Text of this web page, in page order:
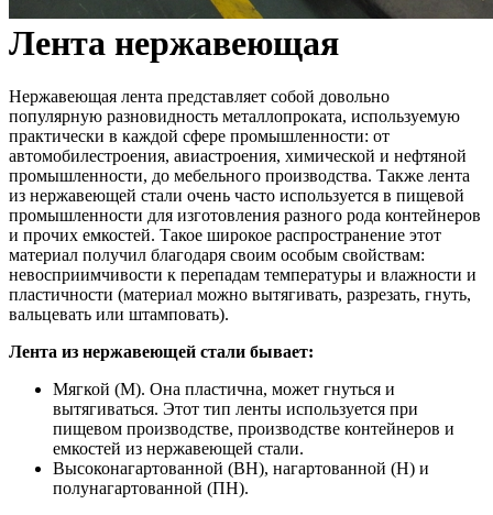
Лента нержавеющая
Нержавеющая лента представляет собой довольно
популярную разновидность металлопроката, используемую
практически в каждой сфере промышленности: от
автомобилестроения, авиастроения, химической и нефтяной
промышленности, до мебельного производства. Также лента
из нержавеющей стали очень часто используется в пищевой
промышленности для изготовления разного рода контейнеров
и прочих емкостей. Такое широкое распространение этот
материал получил благодаря своим особым свойствам:
невосприимчивости к перепадам температуры и влажности и
пластичности (материал можно вытягивать, разрезать, гнуть,
вальцевать или штамповать).
Лента из нержавеющей стали бывает:
Мягкой (М). Она пластична, может гнуться и
вытягиваться. Этот тип ленты используется при
пищевом производстве, производстве контейнеров и
емкостей из нержавеющей стали.
Высоконагартованной (ВН), нагартованной (Н) и
полунагартованной (ПН).